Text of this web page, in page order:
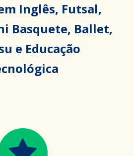
Inglês, Futsal,
Basquete, Ballet,
e Educação